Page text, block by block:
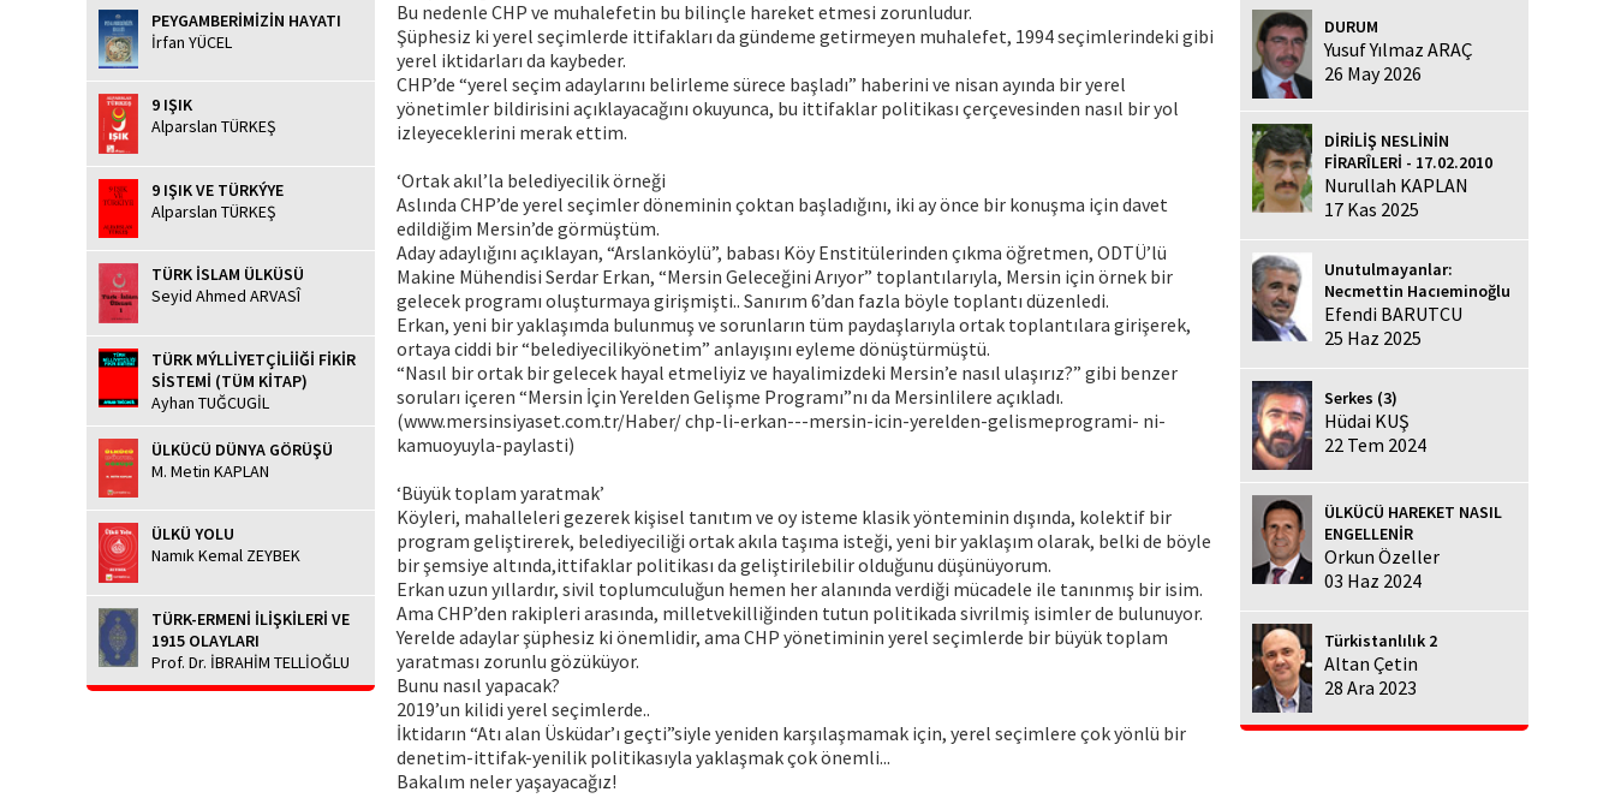
PEYGAMBERİMİZİN HAYATI
İrfan YÜCEL
9 IŞIK
Alparslan TÜRKEŞ
9 IŞIK VE TÜRKÝYE
Alparslan TÜRKEŞ
TÜRK İSLAM ÜLKÜSÜ
Seyid Ahmed ARVASÎ
TÜRK MÝLLİYETÇİLİİĞİ FİKİR
SİSTEMİ (TÜM KİTAP)
Ayhan TUĞCUGİL
ÜLKÜCÜ DÜNYA GÖRÜŞÜ
M. Metin KAPLAN
ÜLKÜ YOLU
Namık Kemal ZEYBEK
TÜRK-ERMENİ İLİŞKİLERİ VE
1915 OLAYLARI
Prof. Dr. İBRAHİM TELLİOĞLU
Bu nedenle CHP ve muhalefetin bu bilinçle hareket etmesi zorunludur.
Şüphesiz ki yerel seçimlerde ittifakları da gündeme getirmeyen muhalefet, 1994 seçimlerindeki gibi
yerel iktidarları da kaybeder.
CHP’de “yerel seçim adaylarını belirleme sürece başladı” haberini ve nisan ayında bir yerel
yönetimler bildirisini açıklayacağını okuyunca, bu ittifaklar politikası çerçevesinden nasıl bir yol
izleyeceklerini merak ettim.
‘Ortak akıl’la belediyecilik örneği
Aslında CHP’de yerel seçimler döneminin çoktan başladığını, iki ay önce bir konuşma için davet
edildiğim Mersin’de görmüştüm.
Aday adaylığını açıklayan, “Arslanköylü”, babası Köy Enstitülerinden çıkma öğretmen, ODTÜ’lü
Makine Mühendisi Serdar Erkan, “Mersin Geleceğini Arıyor” toplantılarıyla, Mersin için örnek bir
gelecek programı oluşturmaya girişmişti.. Sanırım 6’dan fazla böyle toplantı düzenledi.
Erkan, yeni bir yaklaşımda bulunmuş ve sorunların tüm paydaşlarıyla ortak toplantılara girişerek,
ortaya ciddi bir “belediyecilikyönetim” anlayışını eyleme dönüştürmüştü.
“Nasıl bir ortak bir gelecek hayal etmeliyiz ve hayalimizdeki Mersin’e nasıl ulaşırız?” gibi benzer
soruları içeren “Mersin İçin Yerelden Gelişme Programı”nı da Mersinlilere açıkladı.
(www.mersinsiyaset.com.tr/Haber/ chp-li-erkan---mersin-icin-yerelden-gelismeprogrami- ni-
kamuoyuyla-paylasti)
‘Büyük toplam yaratmak’
Köyleri, mahalleleri gezerek kişisel tanıtım ve oy isteme klasik yönteminin dışında, kolektif bir
program geliştirerek, belediyeciliği ortak akıla taşıma isteği, yeni bir yaklaşım olarak, belki de böyle
bir şemsiye altında,ittifaklar politikası da geliştirilebilir olduğunu düşünüyorum.
Erkan uzun yıllardır, sivil toplumculuğun hemen her alanında verdiği mücadele ile tanınmış bir isim.
Ama CHP’den rakipleri arasında, milletvekilliğinden tutun politikada sivrilmiş isimler de bulunuyor.
Yerelde adaylar şüphesiz ki önemlidir, ama CHP yönetiminin yerel seçimlerde bir büyük toplam
yaratması zorunlu gözüküyor.
Bunu nasıl yapacak?
2019’un kilidi yerel seçimlerde..
İktidarın “Atı alan Üsküdar’ı geçti”siyle yeniden karşılaşmamak için, yerel seçimlere çok yönlü bir
denetim-ittifak-yenilik politikasıyla yaklaşmak çok önemli...
Bakalım neler yaşayacağız!
DURUM
Yusuf Yılmaz ARAÇ
26 May 2026
DİRİLİŞ NESLİNİN
FİRARÎLERİ - 17.02.2010
Nurullah KAPLAN
17 Kas 2025
Unutulmayanlar:
Necmettin Hacıeminoğlu
Efendi BARUTCU
25 Haz 2025
Serkes (3)
Hüdai KUŞ
22 Tem 2024
ÜLKÜCÜ HAREKET NASIL
ENGELLENİR
Orkun Özeller
03 Haz 2024
Türkistanlılık 2
Altan Çetin
28 Ara 2023